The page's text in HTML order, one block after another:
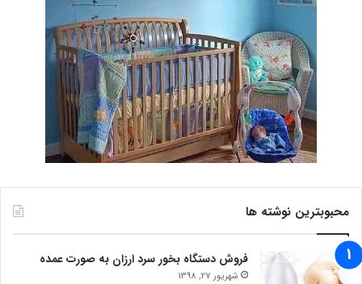
محبوبترین نوشته ها
فروش دستگاه بخور سرد ارزان به صورت عمده
شهریور 27, 1398